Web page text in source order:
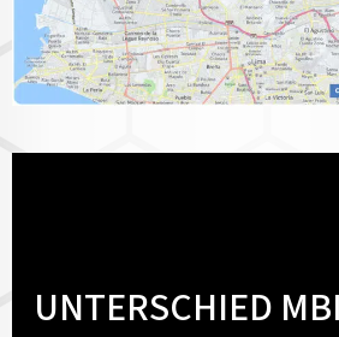
UNTERSCHIED